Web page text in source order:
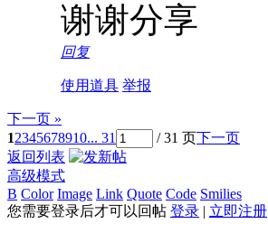
谢谢分享
回复
使用道具 举报
下一页 »
12345678910... 31 / 31 页下一页
返回列表
高级模式
B Color Image Link Quote Code Smilies
您需要登录后才可以回帖 登录 | 立即注册